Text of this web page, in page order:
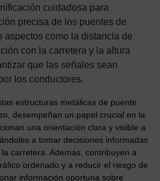
cuidadosa para
precisa de los puentes de
aspectos como la distancia de
con la carretera y la altura
que las señales sean
los conductores.
estructuras metálicas de puente
desempeñan un papel crucial en la
una orientación clara y visible a
a tomar decisiones informadas
carretera. Además, contribuyen a
ordenado y a reducir el riesgo de
información oportuna sobre